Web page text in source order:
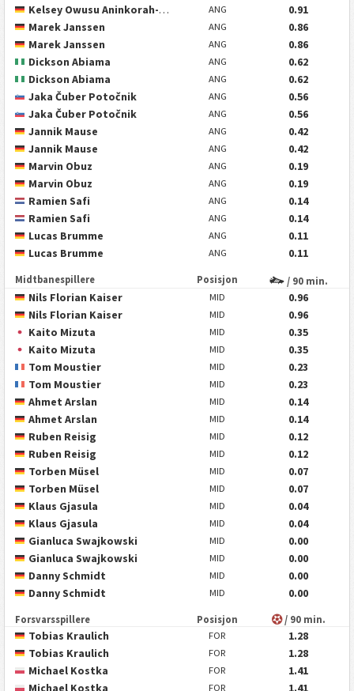
Kelsey Owusu Aninkorah-Meisel
ANG
0.91
Marek Janssen
ANG
0.86
Marek Janssen
ANG
0.86
Dickson Abiama
ANG
0.62
Dickson Abiama
ANG
0.62
Jaka Čuber Potočnik
ANG
0.56
Jaka Čuber Potočnik
ANG
0.56
Jannik Mause
ANG
0.42
Jannik Mause
ANG
0.42
Marvin Obuz
ANG
0.19
Marvin Obuz
ANG
0.19
Ramien Safi
ANG
0.14
Ramien Safi
ANG
0.14
Lucas Brumme
ANG
0.11
Lucas Brumme
ANG 0.11
Midtbanespillere Posisjon / 90 min.
Nils Florian Kaiser MID
0.96
Nils Florian Kaiser
MID
0.96
Kaito Mizuta
MID
0.35
Kaito Mizuta
MID
0.35
Tom Moustier
MID
0.23
Tom Moustier
MID
0.23
Ahmet Arslan
MID
0.14
Ahmet Arslan
MID
0.14
Ruben Reisig
MID
0.12
Ruben Reisig
MID
0.12
Torben Müsel
MID
0.07
Torben Müsel
MID
0.07
Klaus Gjasula
MID
0.04
Klaus Gjasula
MID
0.04
Gianluca Swajkowski
MID
0.00
Gianluca Swajkowski
MID
0.00
Danny Schmidt
MID
0.00
Danny Schmidt
MID 0.00
Forsvarsspillere Posisjon / 90 min.
Tobias Kraulich FOR
1.28
Tobias Kraulich
FOR
1.28
Michael Kostka
FOR
1.41
Michael Kostka
FOR 1.41